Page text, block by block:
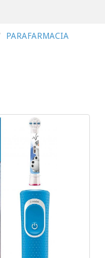
PARAFARMACIA